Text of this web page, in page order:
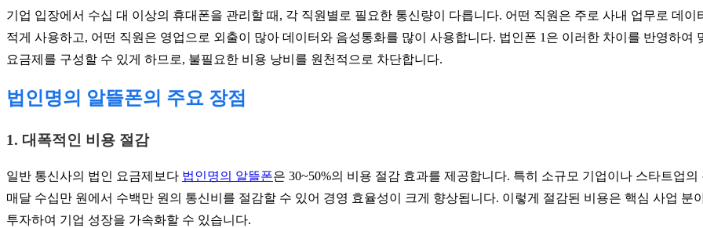
기업 입장에서 수십 대 이상의 휴대폰을 관리할 때, 각 직원별로 필요한 통신량이 다릅니다. 어떤 직원은 주로 사내 업무로 데이
적게 사용하고, 어떤 직원은 영업으로 외출이 많아 데이터와 음성통화를 많이 사용합니다. 법인폰 1은 이러한 차이를 반영하여
요금제를 구성할 수 있게 하므로, 불필요한 비용 낭비를 원천적으로 차단합니다.
법인명의 알뜰폰의 주요 장점
1. 대폭적인 비용 절감
일반 통신사의 법인 요금제보다 법인명의 알뜰폰은 30~50%의 비용 절감 효과를 제공합니다. 특히 소규모 기업이나 스타트업의
매달 수십만 원에서 수백만 원의 통신비를 절감할 수 있어 경영 효율성이 크게 향상됩니다. 이렇게 절감된 비용은 핵심 사업 분
투자하여 기업 성장을 가속화할 수 있습니다.